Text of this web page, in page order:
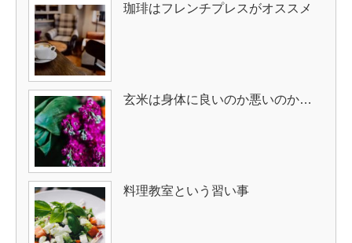
珈琲はフレンチプレスがオススメ
玄米は身体に良いのか悪いのか…
料理教室という習い事